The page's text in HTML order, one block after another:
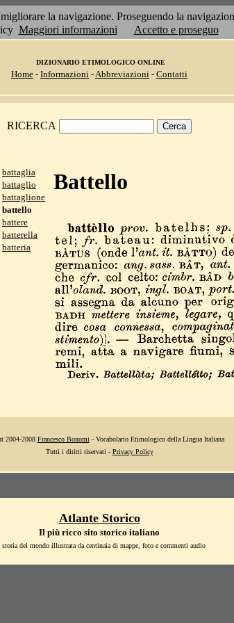
la navigazione. Proseguendo la
Maggiori informazioni Accetto e proseguo
DIZIONARIO ETIMOLOGICO ONLINE
Home - Informazioni -Abbreviazioni - Contatti
RICERCA
battaglia
battaglio
battaglione
battello
battere
batterella
batteria
Battello
2004-2008 Francesco Bonomi - Vocabolario Etimologico della Lingua Italiana
Tutti i diritti riservati - Privacy Policy
Atlante Storico
Il più ricco sito storico italiano
storia del mondo illustrata da centinaia di mappe, foto e commenti audio